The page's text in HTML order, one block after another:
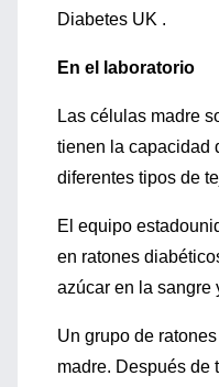
Diabetes UK .
En el laboratorio
Las células madre
tienen la capacidad
diferentes tipos de
El equipo
en ratones
azúcar en la sangre
Un grupo de
madre. Después de